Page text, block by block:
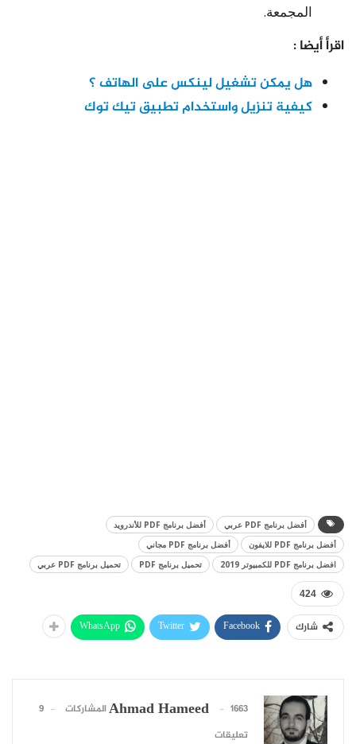
المجمعة.
اقرأ أيضا :
هل يمكن تشغيل لينكس على الهاتف ؟
كيفية تنزيل واستخدام تطبيق تيك توك
أفضل برنامج PDF عربي
أفضل برنامج PDF للأندرويد
أفضل برنامج PDF للايفون
أفضل برنامج PDF مجاني
افضل برنامج PDF للكمبيوتر 2019
تحميل برنامج PDF تحميل برنامج PDF عربي
424
شارك Facebook
Twitter
WhatsApp
Ahmad Hameed 1663 المشاركات
9
تعليقات